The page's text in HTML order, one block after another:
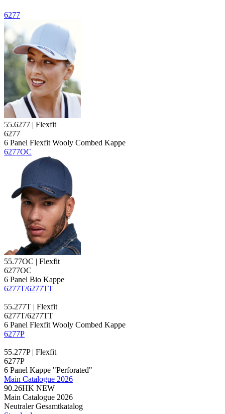
6277
55.6277 | Flexfit
6277
6 Panel Flexfit Wooly Combed Kappe
6277OC
55.77OC | Flexfit
6277OC
6 Panel Bio Kappe
6277T/6277TT
55.277T | Flexfit
6277T/6277TT
6 Panel Flexfit Wooly Combed Kappe
6277P
55.277P | Flexfit
6277P
6 Panel Kappe "Perforated"
Main Catalogue 2026
90.26HK NEW
Main Catalogue 2026
Neutraler Gesamtkatalog